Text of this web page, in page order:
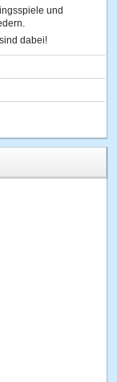
und
dabei!